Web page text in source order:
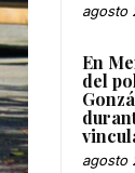
agosto
En
del
agosto